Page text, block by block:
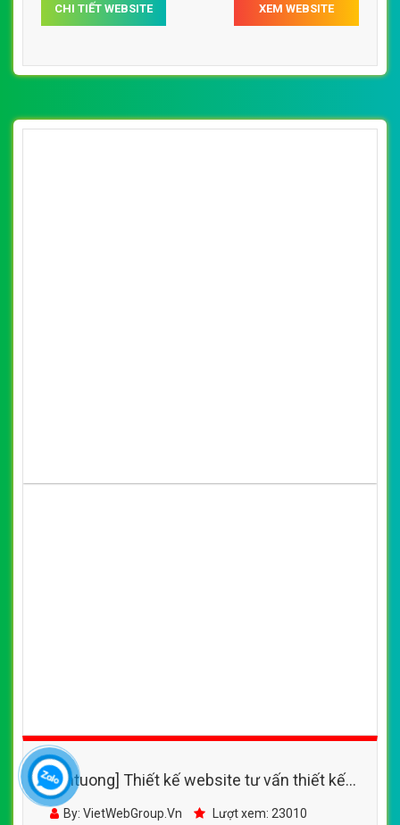
CHI TIẾT WEBSITE XEM WEBSITE
[vinhtuong] Thiết kế website tư vấn thiết kế
nội thất OZ đẹp SEO tốt
By: VietWebGroup.Vn Lượt xem: 23010